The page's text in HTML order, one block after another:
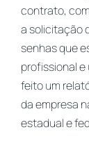
contrato,
a solicitação
senhas que
profissional e
feito um
da empresa
estadual e